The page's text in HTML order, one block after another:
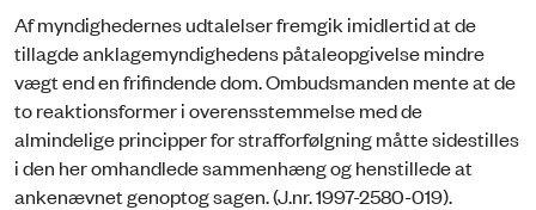
Af myndighedernes udtalelser fremgik imidlertid at de
tillagde anklagemyndighedens påtaleopgivelse mindre
vægt end en frifindende dom. Ombudsmanden mente at de
to reaktionsformer i overensstemmelse med de
almindelige principper for strafforfølgning måtte sidestilles
i den her omhandlede sammenhæng og henstillede at
ankenævnet genoptog sagen. (J.nr. 1997-2580-019).